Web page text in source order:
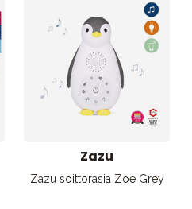
Zazu
Zazu soittorasia Zoe Grey